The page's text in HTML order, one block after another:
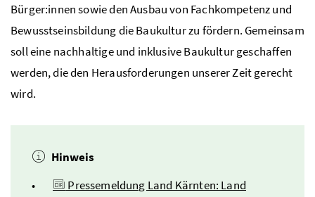
Bürger:innen sowie den Ausbau von Fachkompetenz und
Bewusstseinsbildung die Baukultur zu fördern. Gemeinsam
soll eine nachhaltige und inklusive Baukultur geschaffen
werden, die den Herausforderungen unserer Zeit gerecht
wird.
Hinweis
Pressemeldung Land Kärnten: Land